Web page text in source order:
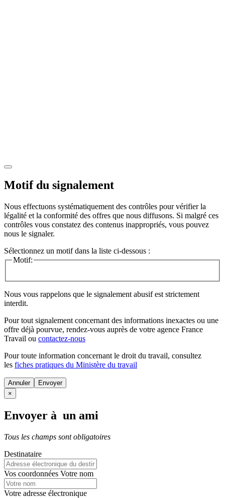
Motif du signalement
Nous effectuons systématiquement des contrôles pour vérifier la
légalité et la conformité des offres que nous diffusons. Si malgré ces
contrôles vous constatez des contenus inappropriés, vous pouvez
nous le signaler.
Sélectionnez un motif dans la liste ci-dessous :
Motif:
Nous vous rappelons que le signalement abusif est strictement
interdit.
Pour tout signalement concernant des informations inexactes ou une
offre déjà pourvue, rendez-vous auprès de votre agence France
Travail ou contactez-nous
Pour toute information concernant le droit du travail, consultez
les fiches pratiques du Ministère du travail
Annuler
×
Envoyer à un ami
Tous les champs sont obligatoires
Destinataire
Vos coordonnées Votre nom
Votre adresse électronique